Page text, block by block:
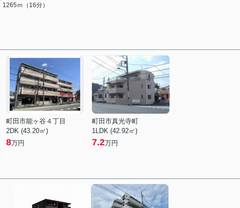
1265ｍ（16分）
町田市能ヶ谷４丁目
2DK (43.20㎡)
8万円
町田市真光寺町
1LDK (42.92㎡)
7.2万円